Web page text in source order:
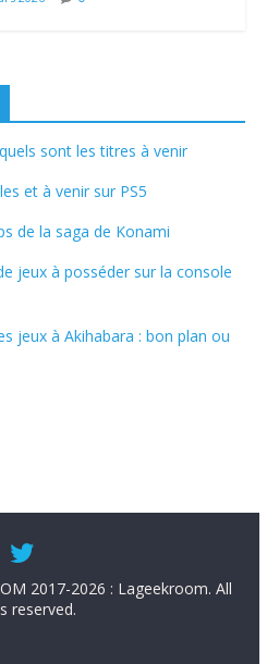
sont les titres à venir
et à venir sur PS5
de la saga de Konami
jeux à posséder sur la console
jeux à Akihabara : bon plan ou
2017-2026 : Lageekroom. All
reserved.